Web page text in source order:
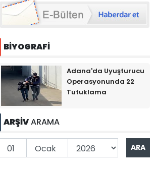
BİYOGRAFİ
Adana'da Uyuşturucu
Operasyonunda 22
Tutuklama
ARŞİVARAMA